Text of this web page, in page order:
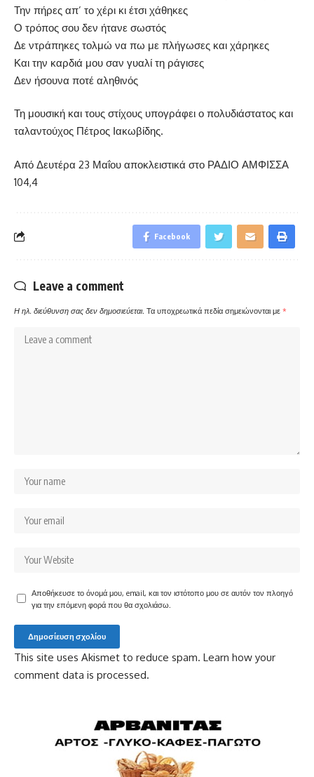
Την πήρες απ’ το χέρι κι έτσι χάθηκες
Ο τρόπος σου δεν ήτανε σωστός
Δε ντράπηκες τολμώ να πω με πλήγωσες και χάρηκες
Και την καρδιά μου σαν γυαλί τη ράγισες
Δεν ήσουνα ποτέ αληθινός
Τη μουσική και τους στίχους υπογράφει ο πολυδιάστατος και
ταλαντούχος Πέτρος Ιακωβίδης.
Από Δευτέρα 23 Μαΐου αποκλειστικά στο ΡΑΔΙΟ ΑΜΦΙΣΣΑ
104,4
Facebook
Leave a comment
Η ηλ. διεύθυνση σας δεν δημοσιεύεται. Τα υποχρεωτικά πεδία σημειώνονται με *
Αποθήκευσε το όνομά μου, email, και τον ιστότοπο μου σε αυτόν τον πλοηγό
για την επόμενη φορά που θα σχολιάσω.
This site uses Akismet to reduce spam. Learn how your
comment data is processed.